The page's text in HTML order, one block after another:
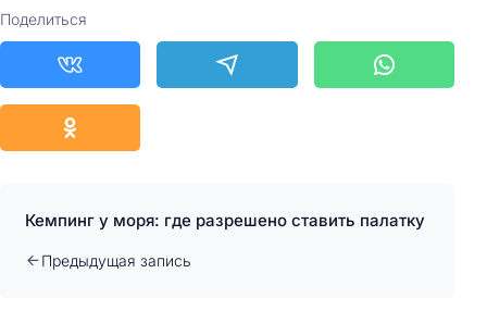
Поделиться
Кемпинг у моря: где разрешено ставить палатку
Предыдущая запись